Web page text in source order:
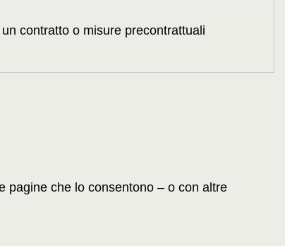
contratto o misure precontrattuali
pagine che lo consentono – o con altre